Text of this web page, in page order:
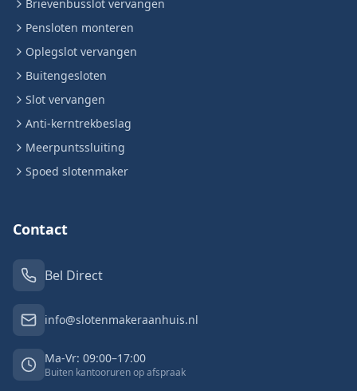
Brievenbusslot vervangen
Pensloten monteren
Oplegslot vervangen
Buitengesloten
Slot vervangen
Anti-kerntrekbeslag
Meerpuntssluiting
Spoed slotenmaker
Contact
Bel Direct
info@slotenmakeraanhuis.nl
Ma-Vr: 09:00–17:00
Buiten kantooruren op afspraak